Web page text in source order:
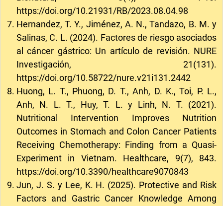
https://doi.org/10.21931/RB/2023.08.04.98
Hernandez, T. Y., Jiménez, A. N., Tandazo, B. M. y
Salinas, C. L. (2024). Factores de riesgo asociados
al cáncer gástrico: Un artículo de revisión. NURE
Investigación, 21(131).
https://doi.org/10.58722/nure.v21i131.2442
Huong, L. T., Phuong, D. T., Anh, D. K., Toi, P. L.,
Anh, N. L. T., Huy, T. L. y Linh, N. T. (2021).
Nutritional Intervention Improves Nutrition
Outcomes in Stomach and Colon Cancer Patients
Receiving Chemotherapy: Finding from a Quasi-
Experiment in Vietnam. Healthcare, 9(7), 843.
https://doi.org/10.3390/healthcare9070843
Jun, J. S. y Lee, K. H. (2025). Protective and Risk
Factors and Gastric Cancer Knowledge Among